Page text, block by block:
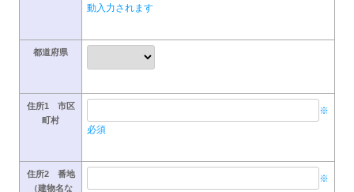
動入力されます
都道府県
住所1 市区
町村
※
必須
住所2 番地
（建物名な
※